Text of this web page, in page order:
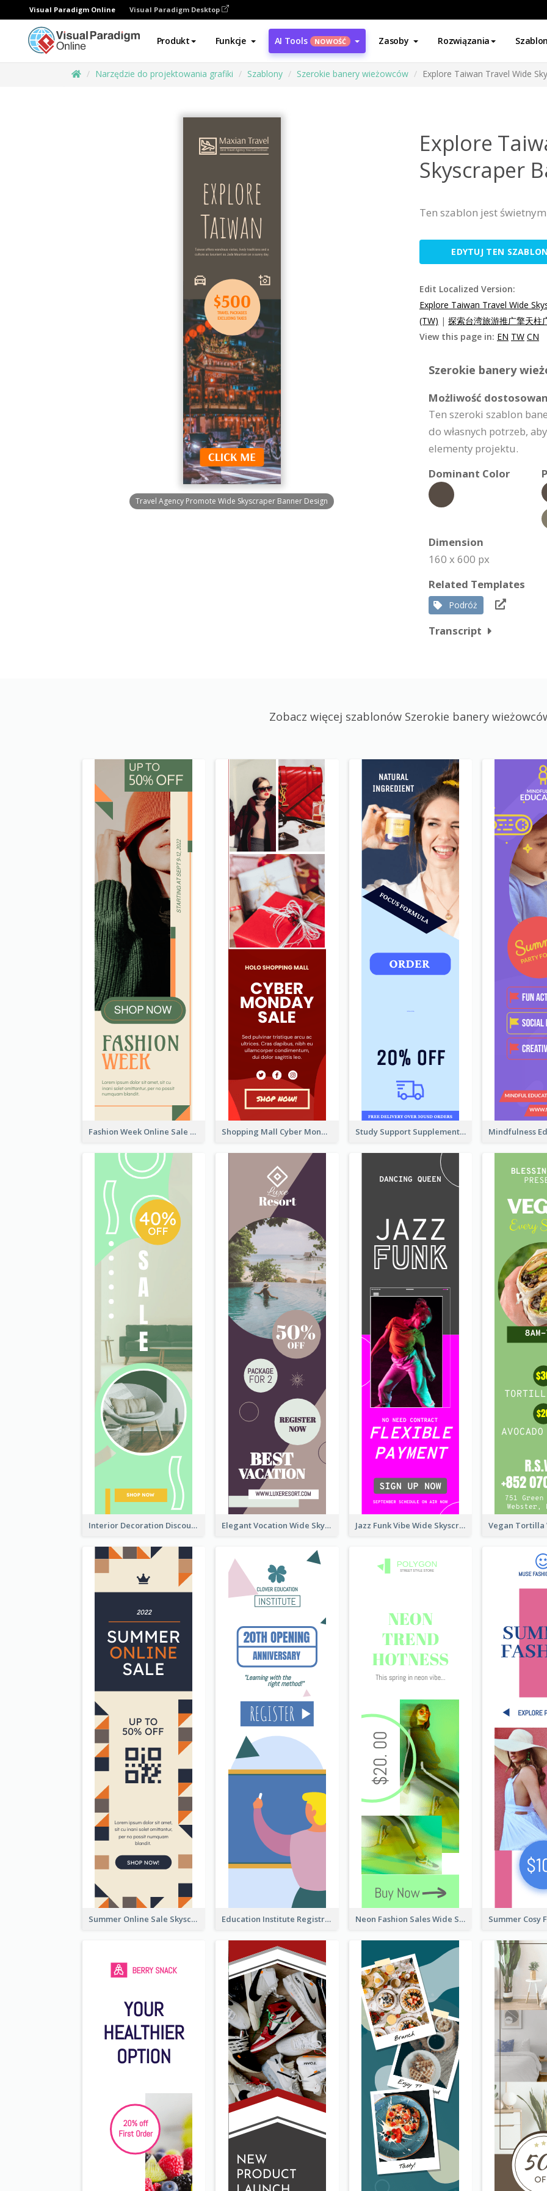
Visual Paradigm Online Visual Paradigm Desktop
Produkt Funkcje AI Tools NOWOŚĆ Zasoby Rozwiązania
Narzędzie do projektowania grafiki Szablony Szerokie banery wieżowców Explore Taiwan Travel Wide
Travel Agency Promote Wide Skyscraper Banner Design
Explore
Skyscraper
Ten szablon jest
EDYTUJ TEN
Edit Localized Version:
Explore Taiwan Travel Wide
(TW) | 探索台湾旅游推广擎天柱
View this page in: EN TW CN
Szerokie banery
Możliwość
Ten szeroki szablon
do własnych potrzeb,
elementy projektu.
Dominant Color
Dimension
160 x 600 px
Related Templates
Podróż
Transcript
Zobacz więcej szablonów Szerokie banery
Fashion Week Online Sale Skyscraper Banner Shopping Mall Cyber Monday Sale Wide Skyscraper Banner Study Support Supplement Wide Skyscraper Banner Design
Interior Decoration Discount Wide Skyscraper Banner Elegant Vocation Wide Skyscraper Banner Design Jazz Funk Vibe Wide Skyscraper Banner
Summer Online Sale Skyscraper Banner Education Institute Registration Wide Skyscraper Banner Neon Fashion Sales Wide Skyscraper Banner